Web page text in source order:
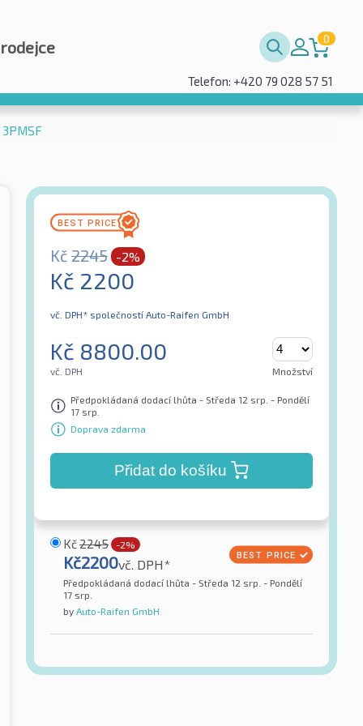
0
Telefon: +420 79 028 57 51
Kč 2245 -2%
Kč 2200
vč. DPH* společností Auto-Raifen GmbH
Kč 8800.00
vč. DPH Množství
Předpokládaná dodací lhůta - Středa 12 srp. - Pondělí
17 srp.
Doprava zdarma
Přidat do košíku
Kč2245 -2%
Kč2200vč. DPH*
Předpokládaná dodací lhůta - Středa 12 srp. - Pondělí
17 srp.
by Auto-Raifen GmbH